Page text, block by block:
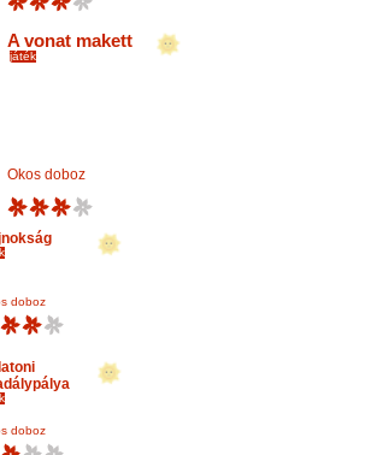
A vonat makett
játék
Okos doboz
doboz
doboz